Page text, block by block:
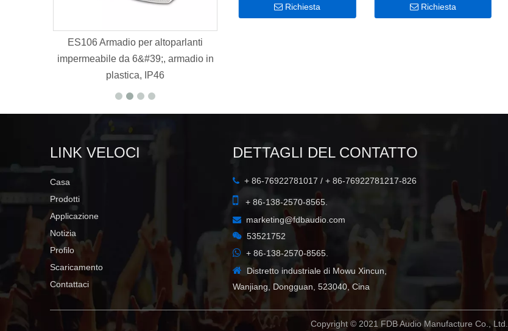
Armadio per altoparlanti
da 6&#39;, armadio in
K112B
Per sale riunioni
Richiesta Richiesta
LINK VELOCI
Casa
Prodotti
Applicazione
Notizia
Profilo
Scaricamento
Contattaci
DETTAGLI DEL CONTATTO
 + 86-76922781017 / + 86-76922781217-826
 + 86-138-2570-8565.
 marketing@fdbaudio.com
 53521752
 + 86-138-2570-8565.
 Distretto industriale di Mowu Xincun,
Wanjiang, Dongguan, 523040, Cina
Copyright © 2021 FDB Audio Manufacture Co., Ltd.